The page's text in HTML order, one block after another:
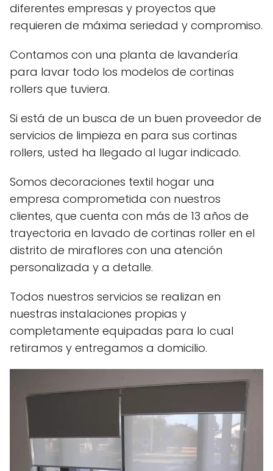
diferentes empresas y proyectos que
requieren de máxima seriedad y compromiso.
Contamos con una planta de lavandería
para lavar todo los modelos de cortinas
rollers que tuviera.
Si está de un busca de un buen proveedor de
servicios de limpieza en para sus cortinas
rollers, usted ha llegado al lugar indicado.
Somos decoraciones textil hogar una
empresa comprometida con nuestros
clientes, que cuenta con más de 13 años de
trayectoria en lavado de cortinas roller en el
distrito de miraflores con una atención
personalizada y a detalle.
Todos nuestros servicios se realizan en
nuestras instalaciones propias y
completamente equipadas para lo cual
retiramos y entregamos a domicilio.